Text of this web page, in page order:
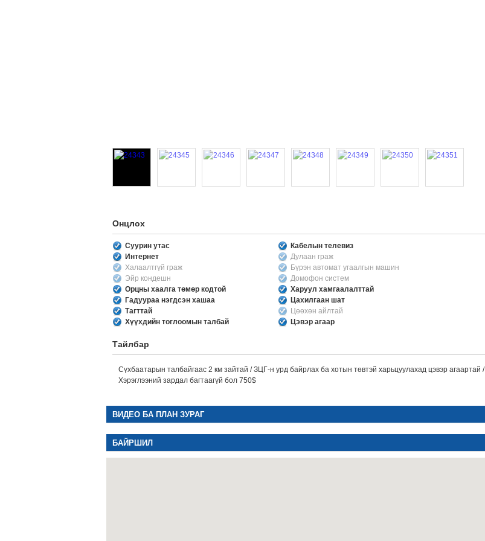
Онцлох
Суурин утас
Кабелын телевиз
Интернет
Дулаан граж
Халаалтгүй граж
Бүрэн автомат угаалгын машин
Эйр кондешн
Домофон систем
Орцны хаалга төмөр кодтой
Харуул хамгаалалттай
Гадуураа нэгдсэн хашаа
Цахилгаан шат
Тагттай
Цөөхөн айлтай
Хүүхдийн тоглоомын талбай
Цэвэр агаар
Тайлбар
Сүхбаатарын талбайгаас 2 км зайтай / ЗЦГ-н урд байрлах ба хотын төвтэй харьцуулахад цэвэр агаартай /
Хэрэглээний зардал багтаагүй бол 750$
ВИДЕО БА ПЛАН ЗУРАГ
БАЙРШИЛ